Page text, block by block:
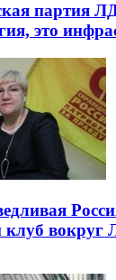
партия
это
клуб